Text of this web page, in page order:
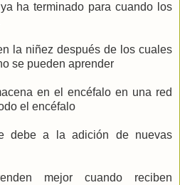
ha terminado para cuando los
la niñez después de los cuales
se pueden aprender
en el encéfalo en una red
el encéfalo
debe a la adición de nuevas
mejor cuando reciben